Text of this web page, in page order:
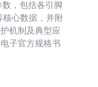
数，包括各引脚
核心数据，并附
机制及典型应
子官方规格书